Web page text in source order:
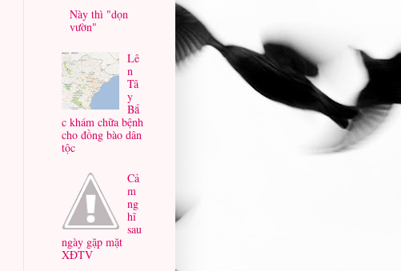
Này thì "dọn
vườn"
Lê
n
Tâ
y
Bắ
c khám chữa bệnh
cho đồng bào dân
tộc
Cả
m
ng
hĩ
sau
ngày gặp mặt
XĐTV